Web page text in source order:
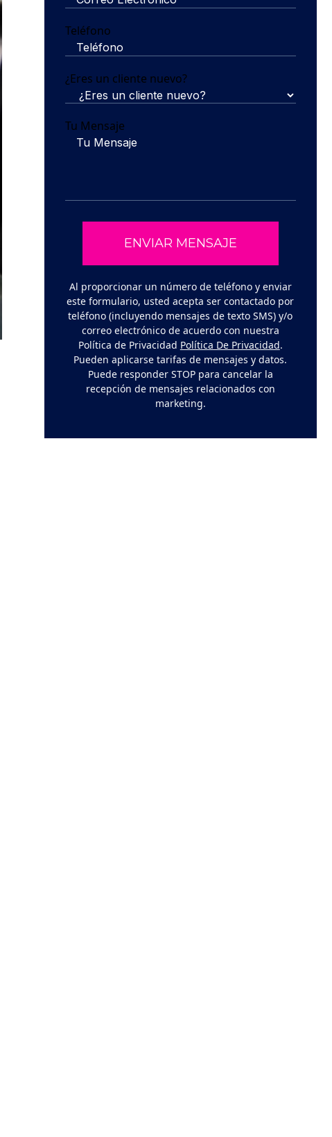
Teléfono
¿Eres un cliente nuevo?
Tu Mensaje
Al proporcionar un número de teléfono y enviar
este formulario, usted acepta ser contactado por
teléfono (incluyendo mensajes de texto SMS) y/o
correo electrónico de acuerdo con nuestra
Política de Privacidad Política De Privacidad.
Pueden aplicarse tarifas de mensajes y datos.
Puede responder STOP para cancelar la
recepción de mensajes relacionados con
marketing.